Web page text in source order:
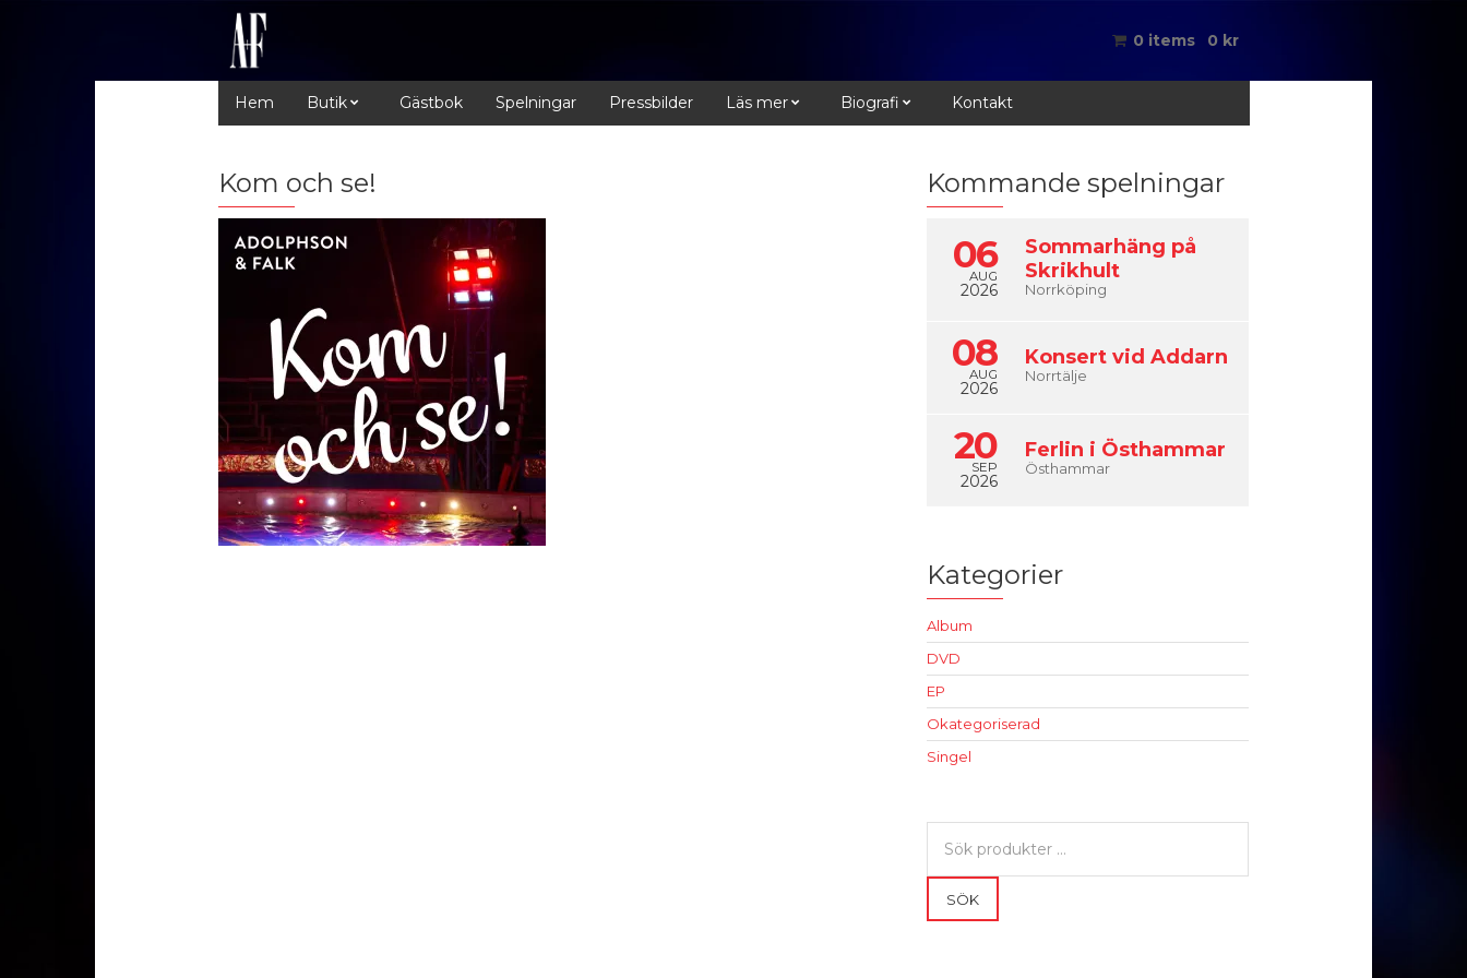
0 items 0 kr
Hem Butik Gästbok Spelningar Pressbilder Läs mer Biografi Kontakt
Kom och se! Kommande spelningar
06
AUG
2026
Sommarhäng på
Skrikhult
Norrköping
08
AUG
2026
Konsert vid Addarn
Norrtälje
20
SEP
2026
Ferlin i Östhammar
Östhammar
Kategorier
Album
DVD
EP
Okategoriserad
Singel
efter:
SÖK